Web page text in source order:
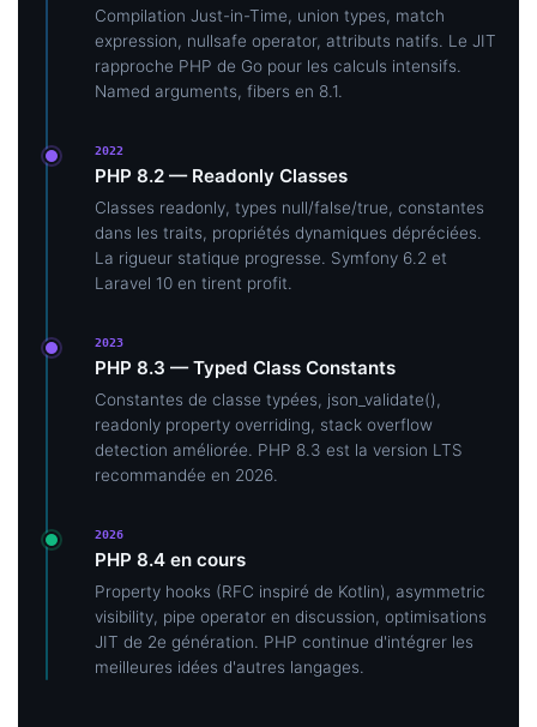
Compilation Just-in-Time, union types, match
expression, nullsafe operator, attributs natifs. Le JIT
rapproche PHP de Go pour les calculs intensifs.
Named arguments, fibers en 8.1.
2022
PHP 8.2 — Readonly Classes
Classes readonly, types null/false/true, constantes
dans les traits, propriétés dynamiques dépréciées.
La rigueur statique progresse. Symfony 6.2 et
Laravel 10 en tirent profit.
2023
PHP 8.3 — Typed Class Constants
Constantes de classe typées, json_validate(),
readonly property overriding, stack overflow
detection améliorée. PHP 8.3 est la version LTS
recommandée en 2026.
2026
PHP 8.4 en cours
Property hooks (RFC inspiré de Kotlin), asymmetric
visibility, pipe operator en discussion, optimisations
JIT de 2e génération. PHP continue d'intégrer les
meilleures idées d'autres langages.